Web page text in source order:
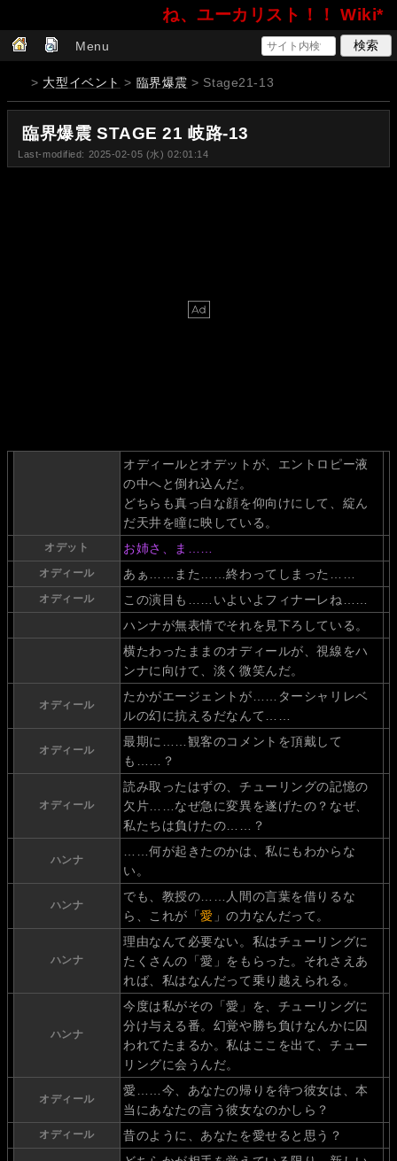
ね、ユーカリスト！！ Wiki*
Menu
> 大型イベント > 臨界爆震 > Stage21-13
臨界爆震 STAGE 21 岐路-13
Last-modified: 2025-02-05 (水) 02:01:14
オディールとオデットが、エントロピー液
の中へと倒れ込んだ。
どちらも真っ白な顔を仰向けにして、綻ん
だ天井を瞳に映している。
オデット お姉さ、ま……
オディール あぁ……また……終わってしまった……
オディール
この演目も……いよいよフィナーレね……
ハンナが無表情でそれを見下ろしている。
横たわったままのオディールが、視線をハ
ンナに向けて、淡く微笑んだ。
オディール
たかがエージェントが……ターシャリレベ
ルの幻に抗えるだなんて……
オディール
最期に……観客のコメントを頂戴して
も……？
オディール
読み取ったはずの、チューリングの記憶の
欠片……なぜ急に変異を遂げたの？なぜ、
私たちは負けたの……？
ハンナ
……何が起きたのかは、私にもわからな
い。
ハンナ
でも、教授の……人間の言葉を借りるな
ら、これが「愛 」の力なんだって。
ハンナ
理由なんて必要ない。私はチューリングに
たくさんの「愛」をもらった。それさえあ
れば、私はなんだって乗り越えられる。
ハンナ
今度は私がその「愛」を、チューリングに
分け与える番。幻覚や勝ち負けなんかに囚
われてたまるか。私はここを出て、チュー
リングに会うんだ。
オディール
愛……今、あなたの帰りを待つ彼女は、本
当にあなたの言う彼女なのかしら？
オディール 昔のように、あなたを愛せると思う？